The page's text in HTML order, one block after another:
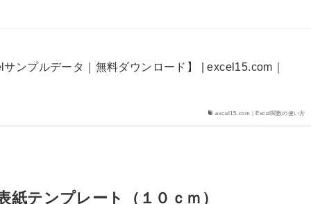
excel15.com｜Excel関数の使い方
ンプルデータ｜無料ダウンロード】 | excel15.com｜
テンプレート（１０ｃｍ）